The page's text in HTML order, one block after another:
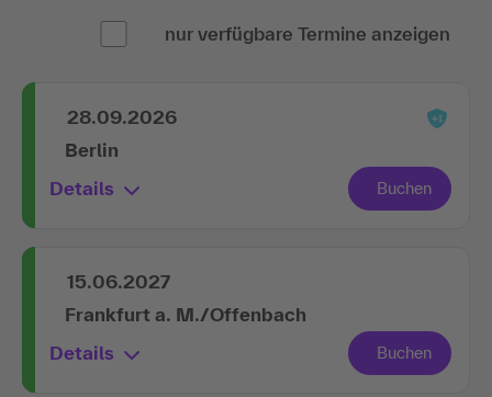
nur verfügbare Termine anzeigen
28.09.2026
Berlin
Details
15.06.2027
Frankfurt a. M./Offenbach
Details